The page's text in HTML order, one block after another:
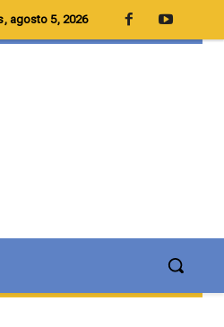
agosto 5, 2026